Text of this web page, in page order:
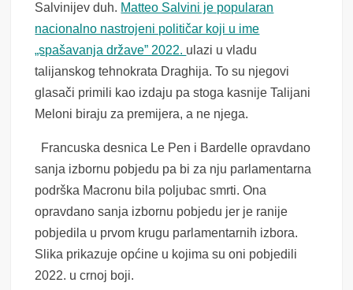
Salvinijev duh. Matteo Salvini je popularan
nacionalno nastrojeni političar koji u ime
„spašavanja države” 2022. ulazi u vladu
talijanskog tehnokrata Draghija. To su njegovi
glasači primili kao izdaju pa stoga kasnije Talijani
Meloni biraju za premijera, a ne njega.
Francuska desnica Le Pen i Bardelle opravdano
sanja izbornu pobjedu pa bi za nju parlamentarna
podrška Macronu bila poljubac smrti. Ona
opravdano sanja izbornu pobjedu jer je ranije
pobjedila u prvom krugu parlamentarnih izbora.
Slika prikazuje općine u kojima su oni pobjedili
2022. u crnoj boji.